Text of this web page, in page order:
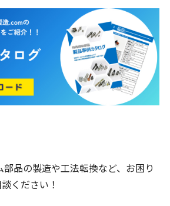
品の製造や工法転換など、お困り
ください！